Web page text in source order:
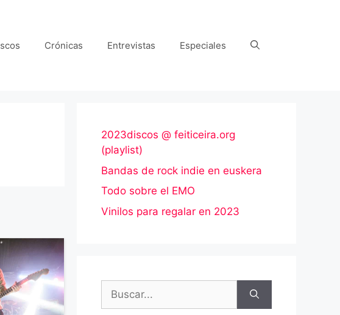
Crónicas Entrevistas Especiales
2023discos @ feiticeira.org
(playlist)
Bandas de rock indie en euskera
Todo sobre el EMO
Vinilos para regalar en 2023